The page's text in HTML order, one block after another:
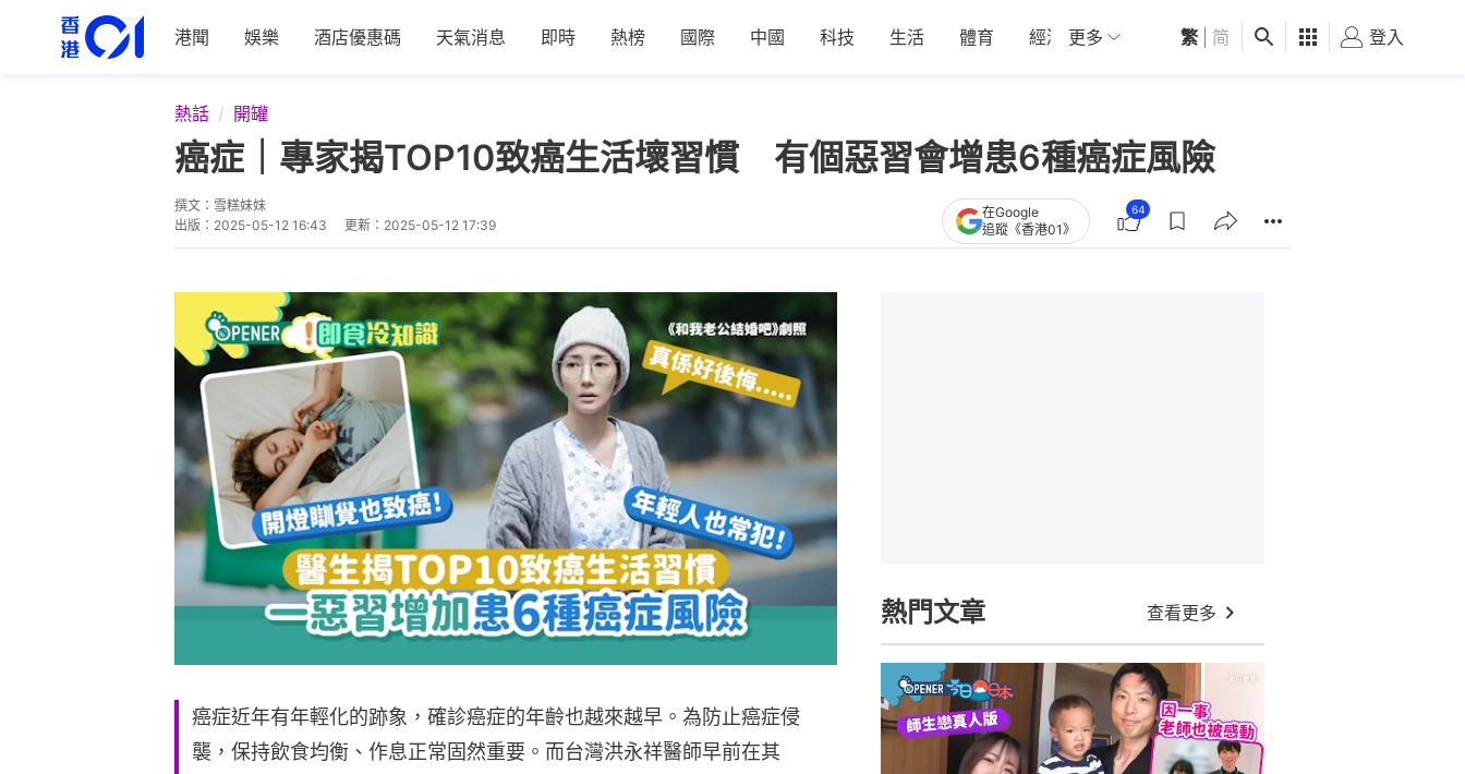
港聞 娛樂 酒店優惠碼 天氣消息 即時 熱榜 國際 中國 科技 生活 體育 經濟 01深圳 觀點 健康 好食玩飛
更多 繁 简 登入
熱話 開罐
癌症｜專家揭TOP10致癌生活壞習慣 有個惡習會增患6種癌症風險
撰文： 雪糕妹妹
出版： 2025-05-12 16:43 更新： 2025-05-12 17:39
在Google
追蹤《香港01》
64
癌症近年有年輕化的跡象，確診癌症的年齡也越來越早。為防止癌症侵
襲，保持飲食均衡、作息正常固然重要。而台灣洪永祥醫師早前在其
熱門文章 查看更多